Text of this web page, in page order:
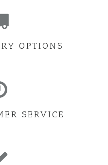
OPTIONS
SERVICE